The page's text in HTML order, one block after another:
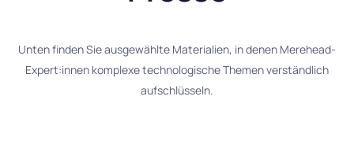
Unten finden Sie ausgewählte Materialien, in denen Merehead-
Expert:innen komplexe technologische Themen verständlich
aufschlüsseln.